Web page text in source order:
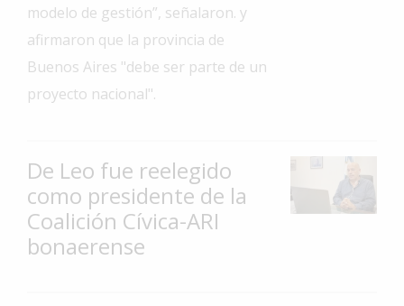
General
La
Ciudad
Arte
y
Espectáculos
Policiales
modelo de gestión”, señalaron. y
afirmaron que la provincia de
Buenos Aires "debe ser parte de un
proyecto nacional".
De Leo fue reelegido
como presidente de la
Coalición Cívica-ARI
bonaerense